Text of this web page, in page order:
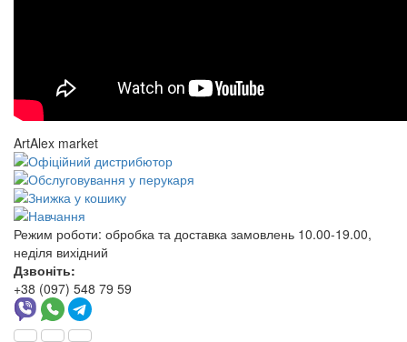
ArtAlex market
Режим роботи: обробка та доставка замовлень 10.00-19.00,
неділя вихідний
Дзвоніть:
+38 (097) 548 79 59